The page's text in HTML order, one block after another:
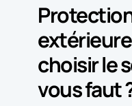
choisir le
vous faut